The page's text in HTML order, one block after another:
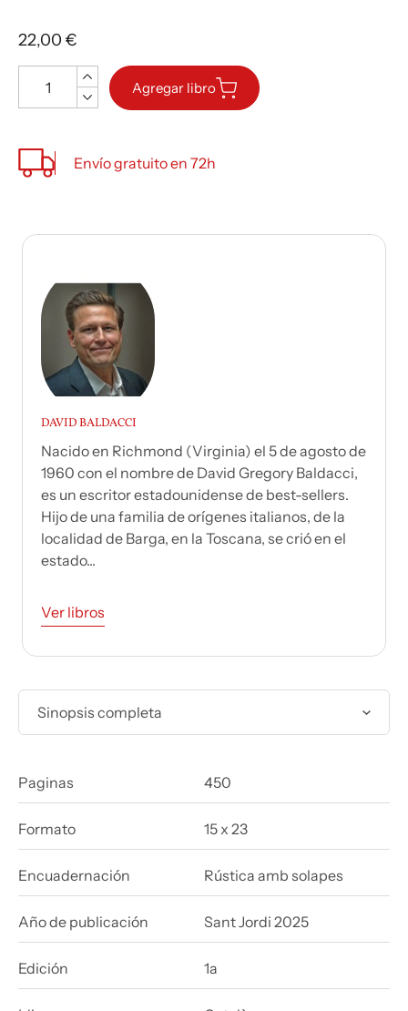
22,00 €
Agregar libro
Envío gratuito en 72h
DAVID BALDACCI
Nacido en Richmond (Virginia) el 5 de agosto de
1960 con el nombre de David Gregory Baldacci,
es un escritor estadounidense de best-sellers.
Hijo de una familia de orígenes italianos, de la
localidad de Barga, en la Toscana, se crió en el
estado...
Ver libros
Sinopsis completa
Paginas 450
Formato 15 x 23
Encuadernación Rústica amb solapes
Año de publicación Sant Jordi 2025
Edición 1a